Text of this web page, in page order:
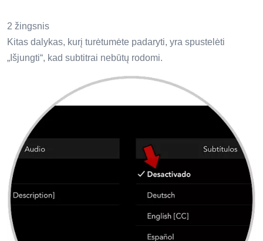
2 žingsnis
Kitas dalykas, kurį turėtumėte padaryti, yra spustelėti
„Išjungti“, kad subtitrai nebūtų rodomi.